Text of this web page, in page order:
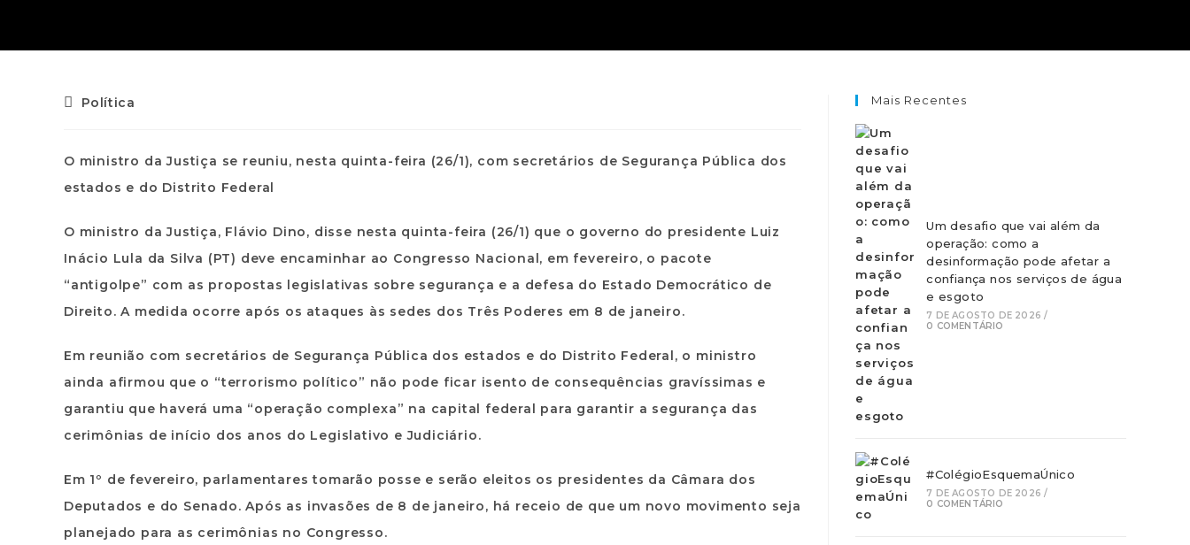
Política
O ministro da Justiça se reuniu, nesta quinta-feira (26/1), com secretários de Segurança Pública dos
estados e do Distrito Federal
O ministro da Justiça, Flávio Dino, disse nesta quinta-feira (26/1) que o governo do presidente Luiz
Inácio Lula da Silva (PT) deve encaminhar ao Congresso Nacional, em fevereiro, o pacote
“antigolpe” com as propostas legislativas sobre segurança e a defesa do Estado Democrático de
Direito. A medida ocorre após os ataques às sedes dos Três Poderes em 8 de janeiro.
Em reunião com secretários de Segurança Pública dos estados e do Distrito Federal, o ministro
ainda afirmou que o “terrorismo político” não pode ficar isento de consequências gravíssimas e
garantiu que haverá uma “operação complexa” na capital federal para garantir a segurança das
cerimônias de início dos anos do Legislativo e Judiciário.
Em 1º de fevereiro, parlamentares tomarão posse e serão eleitos os presidentes da Câmara dos
Deputados e do Senado. Após as invasões de 8 de janeiro, há receio de que um novo movimento seja
planejado para as cerimônias no Congresso.
Mais Recentes
Um desafio que vai além da
operação: como a
desinformação pode afetar a
confiança nos serviços de água
e esgoto
7 DE AGOSTO DE 2026 /
0 COMENTÁRIO
#ColégioEsquemaÚnico
7 DE AGOSTO DE 2026 /
0 COMENTÁRIO